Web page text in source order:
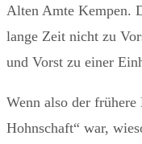
Alten Amte Kempen.
lange Zeit nicht zu
und Vorst zu einer
Wenn also der
Hohnschaft“ war,